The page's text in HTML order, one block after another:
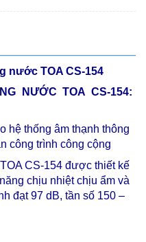
nước TOA CS-154
NƯỚC TOA CS-154:
hệ thống âm thạnh thông
công trình công cộng
CS-154 được thiết kế
chịu nhiệt chịu ẩm và
đạt 97 dB, tần số 150 –